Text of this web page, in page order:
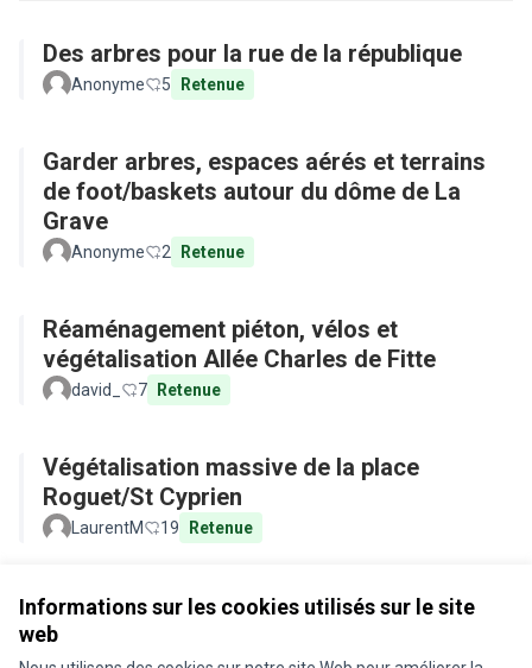
Informations sur les cookies utilisés sur le site
web
Des arbres pour la rue de la république
Anonyme 5 Retenue
Garder arbres, espaces aérés et terrains
de foot/baskets autour du dôme de La
Grave
Anonyme 2 Retenue
Réaménagement piéton, vélos et
végétalisation Allée Charles de Fitte
david_ 7 Retenue
Végétalisation massive de la place
Roguet/St Cyprien
LaurentM 19 Retenue